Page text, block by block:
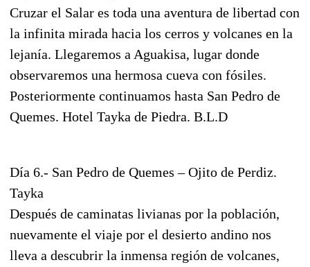
Cruzar el Salar es toda una aventura de libertad con
la infinita mirada hacia los cerros y volcanes en la
lejanía. Llegaremos a Aguakisa, lugar donde
observaremos una hermosa cueva con fósiles.
Posteriormente continuamos hasta San Pedro de
Quemes. Hotel Tayka de Piedra. B.L.D
Día 6.- San Pedro de Quemes – Ojito de Perdiz.
Tayka
Después de caminatas livianas por la población,
nuevamente el viaje por el desierto andino nos
lleva a descubrir la inmensa región de volcanes,